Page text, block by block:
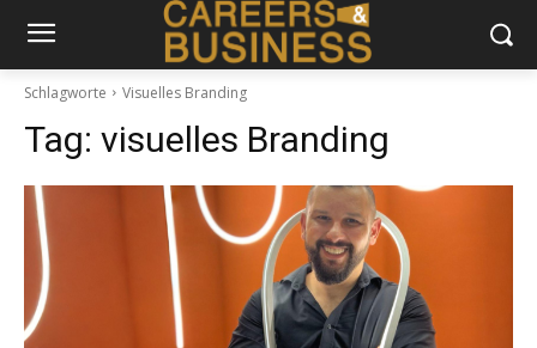
Schlagworte Visuelles Branding
Tag: visuelles Branding